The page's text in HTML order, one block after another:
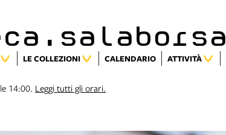
LE COLLEZIONI CALENDARIO ATTIVITÀ
14:00. Leggi tutti gli orari.